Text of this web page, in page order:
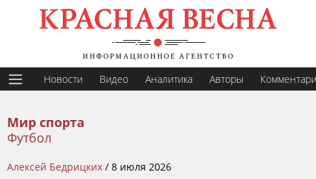
Новости Видео Аналитика Авторы
Мир спорта
Футбол
Алексей Бедрицких / 8 июля 2026